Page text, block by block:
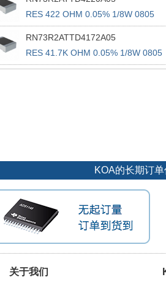
RES 422 OHM 0.05% 1/8W 0805
RN73R2ATTD4172A05
RES 41.7K OHM 0.05% 1/8W 0805
KOA的长期订
关于我们